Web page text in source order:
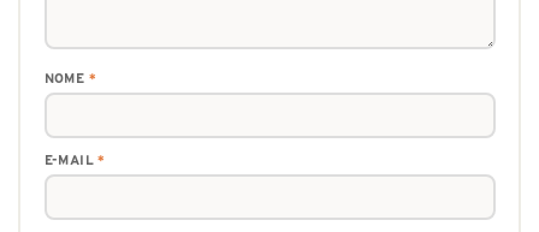
NOME *
E-MAIL*